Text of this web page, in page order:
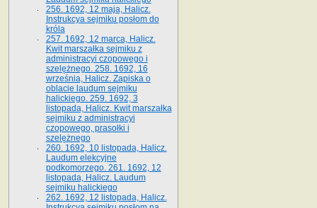
256. 1692, 12 maja, Halicz.
Instrukcya sejmiku posłom do
króla
257. 1692, 12 marca, Halicz.
Kwit marszałka sejmiku z
administracyi czopowego i
szelężnego. 258. 1692, 16
września, Halicz. Zapiska o
oblacie laudum sejmiku
halickiego. 259. 1692, 3
listopada, Halicz. Kwit marszałka
sejmiku z administracyi
czopowego, prasołki i
szelężnego
260. 1692, 10 listopada, Halicz.
Laudum elekcyjne
podkomorzego. 261. 1692, 12
listopada, Halicz. Laudum
sejmiku halickiego
262. 1692, 12 listopada, Halicz.